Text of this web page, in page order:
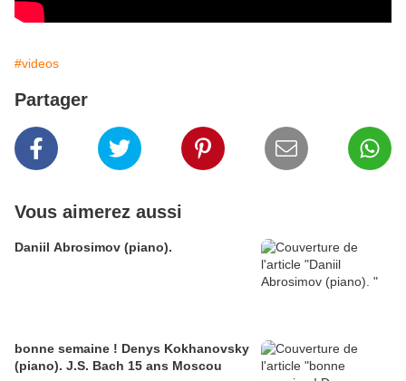
#videos
Partager
Vous aimerez aussi
Daniil Abrosimov (piano).
bonne semaine ! Denys Kokhanovsky
(piano). J.S. Bach 15 ans Moscou